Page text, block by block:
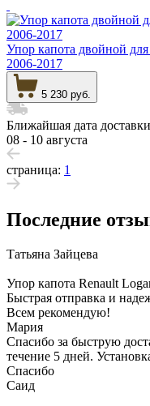
Упор капота двойной
2006-2017
5 230 руб.
Ближайшая дата доставки
08 - 10 августа
страница: 1
Последние
Татьяна Зайцева
Упор капота Renault
Быстрая отправка и
Всем рекомендую!
Мария
Спасибо за быструю
течение 5 дней.
Спасибо
Саид